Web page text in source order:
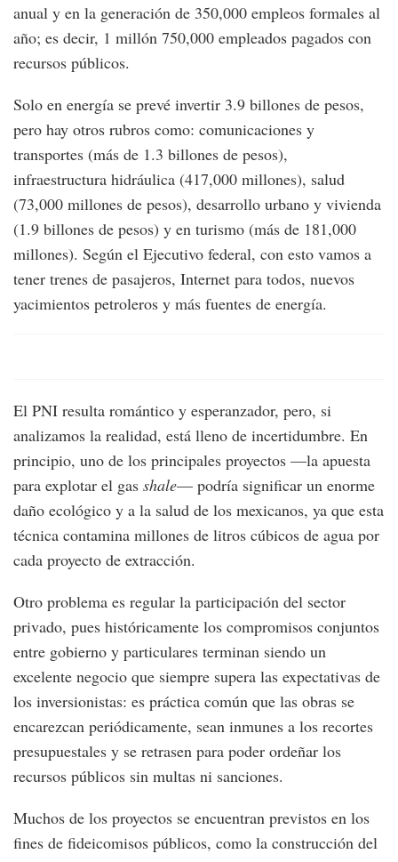
anual y en la generación de 350,000 empleos formales al
año; es decir, 1 millón 750,000 empleados pagados con
recursos públicos.
Solo en energía se prevé invertir 3.9 billones de pesos,
pero hay otros rubros como: comunicaciones y
transportes (más de 1.3 billones de pesos),
infraestructura hidráulica (417,000 millones), salud
(73,000 millones de pesos), desarrollo urbano y vivienda
(1.9 billones de pesos) y en turismo (más de 181,000
millones). Según el Ejecutivo federal, con esto vamos a
tener trenes de pasajeros, Internet para todos, nuevos
yacimientos petroleros y más fuentes de energía.
El PNI resulta romántico y esperanzador, pero, si
analizamos la realidad, está lleno de incertidumbre. En
principio, uno de los principales proyectos —la apuesta
para explotar el gas shale— podría significar un enorme
daño ecológico y a la salud de los mexicanos, ya que esta
técnica contamina millones de litros cúbicos de agua por
cada proyecto de extracción.
Otro problema es regular la participación del sector
privado, pues históricamente los compromisos conjuntos
entre gobierno y particulares terminan siendo un
excelente negocio que siempre supera las expectativas de
los inversionistas: es práctica común que las obras se
encarezcan periódicamente, sean inmunes a los recortes
presupuestales y se retrasen para poder ordeñar los
recursos públicos sin multas ni sanciones.
Muchos de los proyectos se encuentran previstos en los
fines de fideicomisos públicos, como la construcción del